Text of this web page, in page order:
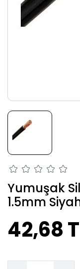
Yumuşak
1.5mm
42,68